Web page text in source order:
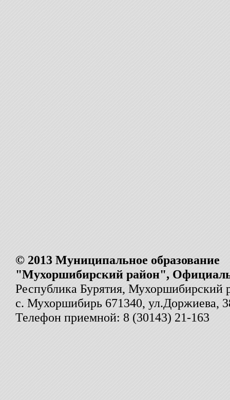
© 2013 Муниципальное образование
"Мухоршибирский район",
Республика Бурятия, Мухоршибирский
с. Мухоршибирь 671340, ул.Доржиева,
Телефон приемной: 8 (30143) 21-163